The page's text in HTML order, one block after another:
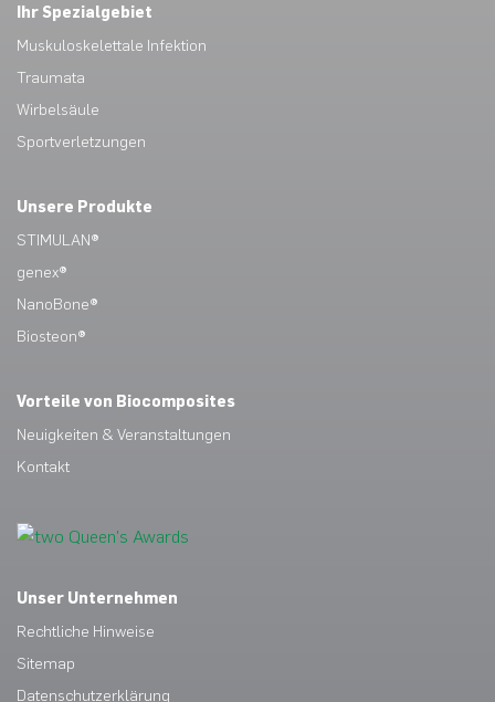
Ihr Spezialgebiet
Muskuloskelettale Infektion
Traumata
Wirbelsäule
Sportverletzungen
Unsere Produkte
STIMULAN®
genex®
NanoBone®
Biosteon®
Vorteile von Biocomposites
Neuigkeiten & Veranstaltungen
Kontakt
Unser Unternehmen
Rechtliche Hinweise
Sitemap
Datenschutzerklärung